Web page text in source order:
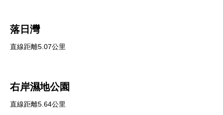
落日灣
直線距離5.07公里
右岸濕地公園
直線距離5.64公里